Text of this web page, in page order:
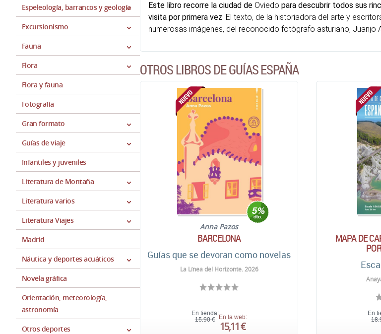
Espeleología, barrancos y geología
Excursionismo
Fauna
Flora
Flora y fauna
Fotografía
Gran formato
Guías de viaje
Infantiles y juveniles
Literatura de Montaña
Literatura varios
Literatura Viajes
Madrid
Náutica y deportes acuáticos
Novela gráfica
Orientación, meteorología,
astronomía
Otros deportes
Este libro recorre la ciudad de Oviedo para descubrir todos sus
visita por primera vez. El texto, de la historiadora del arte y
numerosas imágenes, del reconocido fotógrafo asturiano, Juanjo
OTROS LIBROS DE GUÍAS ESPAÑA
Anna Pazos
BARCELONA
Guías que se devoran como novelas
La Línea del Horizonte. 2026
En tienda:
15,90 € En la web:
15,11 €
MAPA DE
En